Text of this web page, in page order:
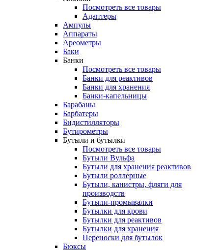
Посмотреть все товары
Адаптеры
Ампулы
Аппараты
Ареометры
Баки
Банки
Посмотреть все товары
Банки для реактивов
Банки для хранения
Банки-капельницы
Барабаны
Барбатеры
Бидистилляторы
Бутирометры
Бутыли и бутылки
Посмотреть все товары
Бутыли Вульфа
Бутыли для хранения реактивов
Бутыли роллерные
Бутыли, канистры, фляги для
производств
Бутыли-промывалки
Бутылки для крови
Бутылки для реактивов
Бутылки для хранения
Переноски для бутылок
Бюксы